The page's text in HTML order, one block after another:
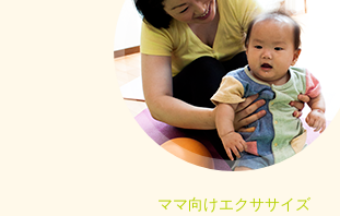
ママ向けエクササイズ